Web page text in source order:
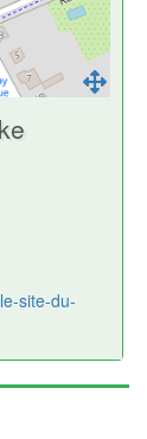
site-du-